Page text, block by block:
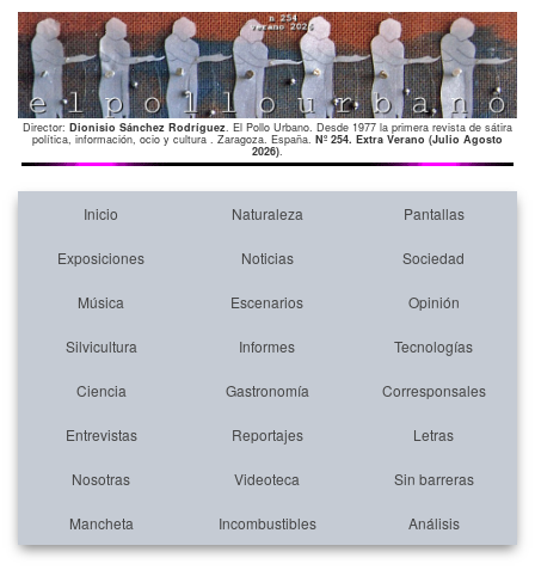
Director: Dionisio Sánchez Rodríguez. El Pollo Urbano. Desde 1977 la primera revista de sátira
política, información, ocio y cultura . Zaragoza. España. Nº 254. Extra Verano (Julio Agosto
2026).
Inicio Naturaleza Pantallas
Exposiciones Noticias Sociedad
Música Escenarios Opinión
Silvicultura Informes Tecnologías
Ciencia Gastronomía Corresponsales
Entrevistas Reportajes Letras
Nosotras Videoteca Sin barreras
Mancheta Incombustibles Análisis